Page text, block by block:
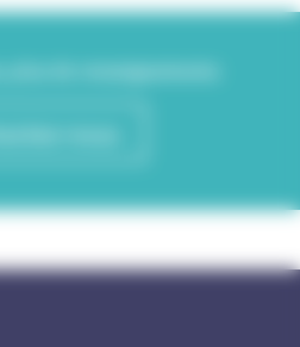
plus de renseignements
nous